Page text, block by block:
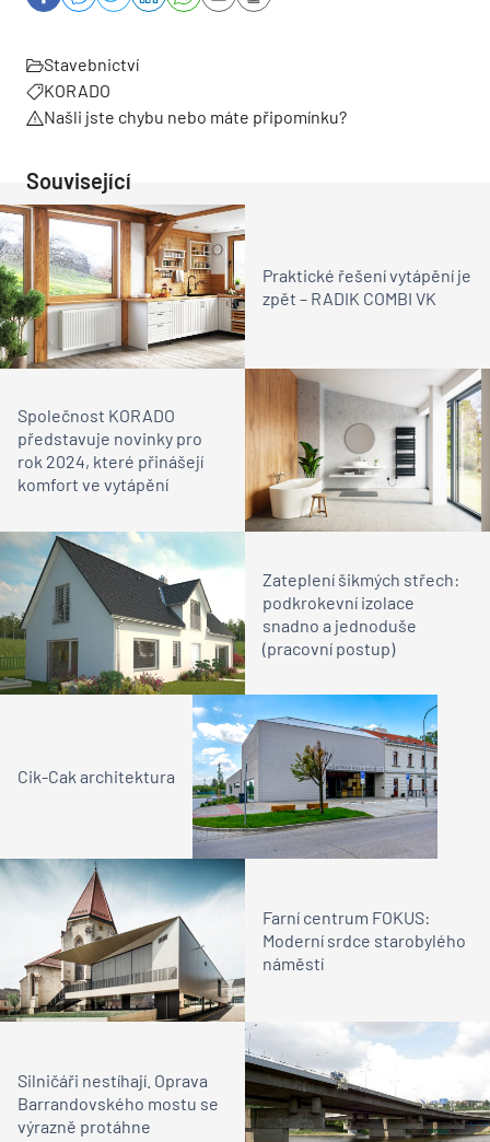
Stavebnictví
KORADO
Našli jste chybu nebo máte připomínku?
Související
Praktické řešení vytápění je
zpět – RADIK COMBI VK
Společnost KORADO
představuje novinky pro
rok 2024, které přinášejí
komfort ve vytápění
Zateplení šikmých střech:
podkrokevní izolace
snadno a jednoduše
(pracovní postup)
Cik-Cak architektura
Farní centrum FOKUS:
Moderní srdce starobylého
náměstí
Silničáři nestíhají. Oprava
Barrandovského mostu se
výrazně protáhne